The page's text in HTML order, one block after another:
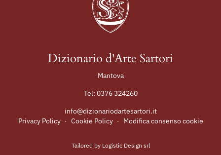
Dizionario d'Arte Sartori
Mantova
Tel: 0376 324260
info@dizionariodartesartori.it
Privacy Policy · Cookie Policy · Modifica consenso cookie
Tailored by Logistic Design srl